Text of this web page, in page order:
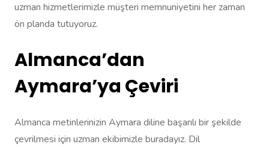
uzman hizmetlerimizle müşteri memnuniyetini her zaman
ön planda tutuyoruz.
Almanca’dan
Aymara’ya Çeviri
Almanca metinlerinizin Aymara diline başarılı bir şekilde
çevrilmesi için uzman ekibimizle buradayız. Dil